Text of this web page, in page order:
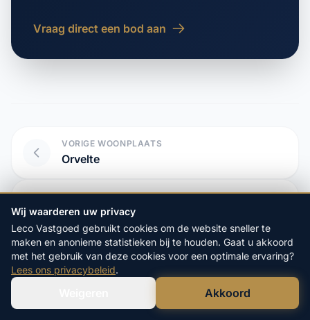
Vraag direct een bod aan
VORIGE WOONPLAATS
Orvelte
VOLGENDE WOONPLAATS
Start hier uw vrijblijvende
Bel Ons Direct
Wij waarderen uw privacy
Leco Vastgoed gebruikt cookies om de website sneller te
maken en anonieme statistieken bij te houden. Gaat u akkoord
met het gebruik van deze cookies voor een optimale ervaring?
Lees ons privacybeleid.
Akkoord